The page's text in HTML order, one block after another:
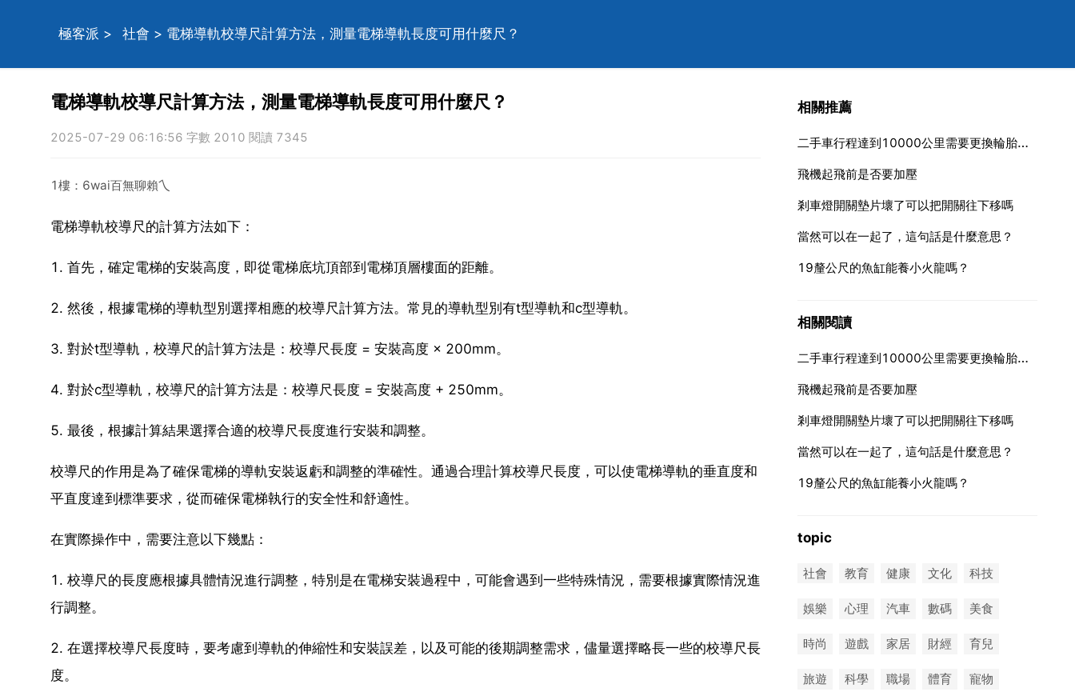
極客派 > 社會 > 電梯導軌校導尺計算方法，測量電梯導軌長度可用什麼尺？
電梯導軌校導尺計算方法，測量電梯導軌長度可用什麼尺？
2025-07-29 06:16:56 字數 2010 閱讀 7345
1樓：6wai百無聊賴乀
電梯導軌校導尺的計算方法如下：
1. 首先，確定電梯的安裝高度，即從電梯底坑頂部到電梯頂層樓面的距離。
2. 然後，根據電梯的導軌型別選擇相應的校導尺計算方法。常見的導軌型別有t型導軌和c型導軌。
3. 對於t型導軌，校導尺的計算方法是：校導尺長度 = 安裝高度 × 200mm。
4. 對於c型導軌，校導尺的計算方法是：校導尺長度 = 安裝高度 + 250mm。
5. 最後，根據計算結果選擇合適的校導尺長度進行安裝和調整。
校導尺的作用是為了確保電梯的導軌安裝返虧和調整的準確性。通過合理計算校導尺長度，可以使電梯導軌的垂直度和
平直度達到標準要求，從而確保電梯執行的安全性和舒適性。
在實際操作中，需要注意以下幾點：
1. 校導尺的長度應根據具體情況進行調整，特別是在電梯安裝過程中，可能會遇到一些特殊情況，需要根據實際情況進
行調整。
2. 在選擇校導尺長度時，要考慮到導軌的伸縮性和安裝誤差，以及可能的後期調整需求，儘量選擇略長一些的校導尺長
度。
相關推薦
二手車行程達到10000公里需要更換輪胎嗎？去哪更換更便宜？
飛機起飛前是否要加壓
剎車燈開關墊片壞了可以把開關往下移嗎
當然可以在一起了，這句話是什麼意思？
19釐公尺的魚缸能養小火龍嗎？
相關閱讀
二手車行程達到10000公里需要更換輪胎嗎？去哪更換更便宜？
飛機起飛前是否要加壓
剎車燈開關墊片壞了可以把開關往下移嗎
當然可以在一起了，這句話是什麼意思？
19釐公尺的魚缸能養小火龍嗎？
topic
社會 教育 健康 文化 科技
娛樂 心理 汽車 數碼 美食
時尚 遊戲 家居 財經 育兒
旅遊 科學 職場 體育 寵物